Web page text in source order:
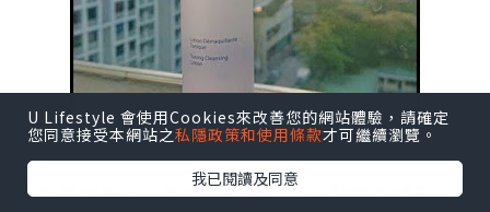
有時很怕用完一些爽膚水用後留下黏笠的感覺,
U Lifestyle 會使用Cookies來改善您的網站體驗，請確定
您同意接受本網站之私隱政策和使用條款才可繼續瀏覽。
我已閱讀及同意